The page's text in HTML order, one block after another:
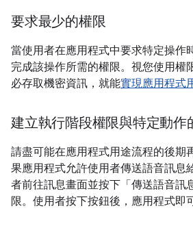
要求最少的權限
當使用者在應用程式中要求特定操作
完成該操作所需的權限。視您使用權
必存取機密資訊，就能實現應用程式
建立執行階段權限與特定動作
請盡可能在應用程式用途流程的後期
果應用程式允許使用者傳送語音訊息
者前往訊息畫面並按下「傳送語音訊
限。使用者按下按鈕後，應用程式即